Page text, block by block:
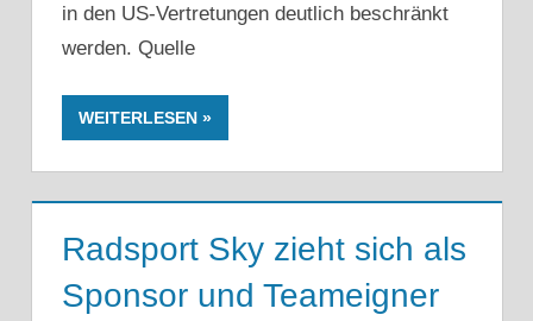
in den US-Vertretungen deutlich beschränkt
werden. Quelle
WEITERLESEN
Radsport Sky zieht sich als
Sponsor und Teameigner